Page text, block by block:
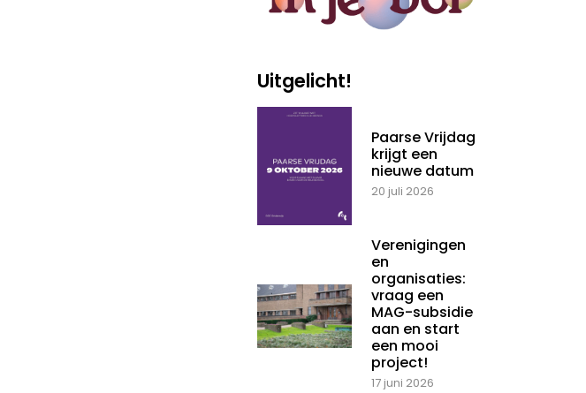
Uitgelicht!
Paarse Vrijdag
krijgt een
nieuwe datum
20 juli 2026
Verenigingen
en
organisaties:
vraag een
MAG-subsidie
aan en start
een mooi
project!
17 juni 2026